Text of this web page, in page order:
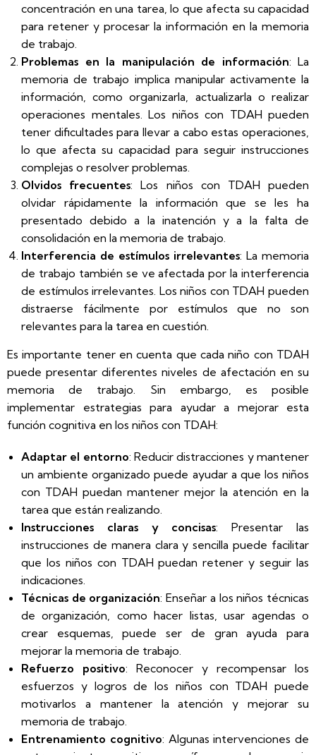
concentración en una tarea, lo que afecta su capacidad
para retener y procesar la información en la memoria
de trabajo.
Problemas en la manipulación de información: La
memoria de trabajo implica manipular activamente la
información, como organizarla, actualizarla o realizar
operaciones mentales. Los niños con TDAH pueden
tener dificultades para llevar a cabo estas operaciones,
lo que afecta su capacidad para seguir instrucciones
complejas o resolver problemas.
Olvidos frecuentes: Los niños con TDAH pueden
olvidar rápidamente la información que se les ha
presentado debido a la inatención y a la falta de
consolidación en la memoria de trabajo.
Interferencia de estímulos irrelevantes: La memoria
de trabajo también se ve afectada por la interferencia
de estímulos irrelevantes. Los niños con TDAH pueden
distraerse fácilmente por estímulos que no son
relevantes para la tarea en cuestión.
Es importante tener en cuenta que cada niño con TDAH
puede presentar diferentes niveles de afectación en su
memoria de trabajo. Sin embargo, es posible
implementar estrategias para ayudar a mejorar esta
función cognitiva en los niños con TDAH:
Adaptar el entorno: Reducir distracciones y mantener
un ambiente organizado puede ayudar a que los niños
con TDAH puedan mantener mejor la atención en la
tarea que están realizando.
Instrucciones claras y concisas: Presentar las
instrucciones de manera clara y sencilla puede facilitar
que los niños con TDAH puedan retener y seguir las
indicaciones.
Técnicas de organización: Enseñar a los niños técnicas
de organización, como hacer listas, usar agendas o
crear esquemas, puede ser de gran ayuda para
mejorar la memoria de trabajo.
Refuerzo positivo: Reconocer y recompensar los
esfuerzos y logros de los niños con TDAH puede
motivarlos a mantener la atención y mejorar su
memoria de trabajo.
Entrenamiento cognitivo: Algunas intervenciones de